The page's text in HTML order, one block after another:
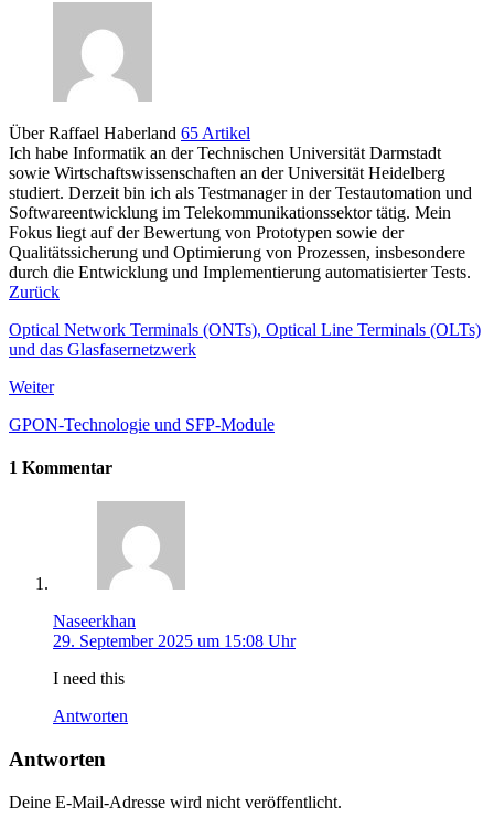
Über Raffael Haberland 65 Artikel
Ich habe Informatik an der Technischen Universität Darmstadt
sowie Wirtschaftswissenschaften an der Universität Heidelberg
studiert. Derzeit bin ich als Testmanager in der Testautomation und
Softwareentwicklung im Telekommunikationssektor tätig. Mein
Fokus liegt auf der Bewertung von Prototypen sowie der
Qualitätssicherung und Optimierung von Prozessen, insbesondere
durch die Entwicklung und Implementierung automatisierter Tests.
Zurück
Optical Network Terminals (ONTs), Optical Line Terminals (OLTs)
und das Glasfasernetzwerk
Weiter
GPON-Technologie und SFP-Module
1 Kommentar
Naseerkhan
29. September 2025 um 15:08 Uhr
I need this
Antworten
Antworten
Deine E-Mail-Adresse wird nicht veröffentlicht.